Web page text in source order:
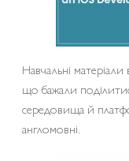
Навчальні
що бажали
середовища й
англомовні.